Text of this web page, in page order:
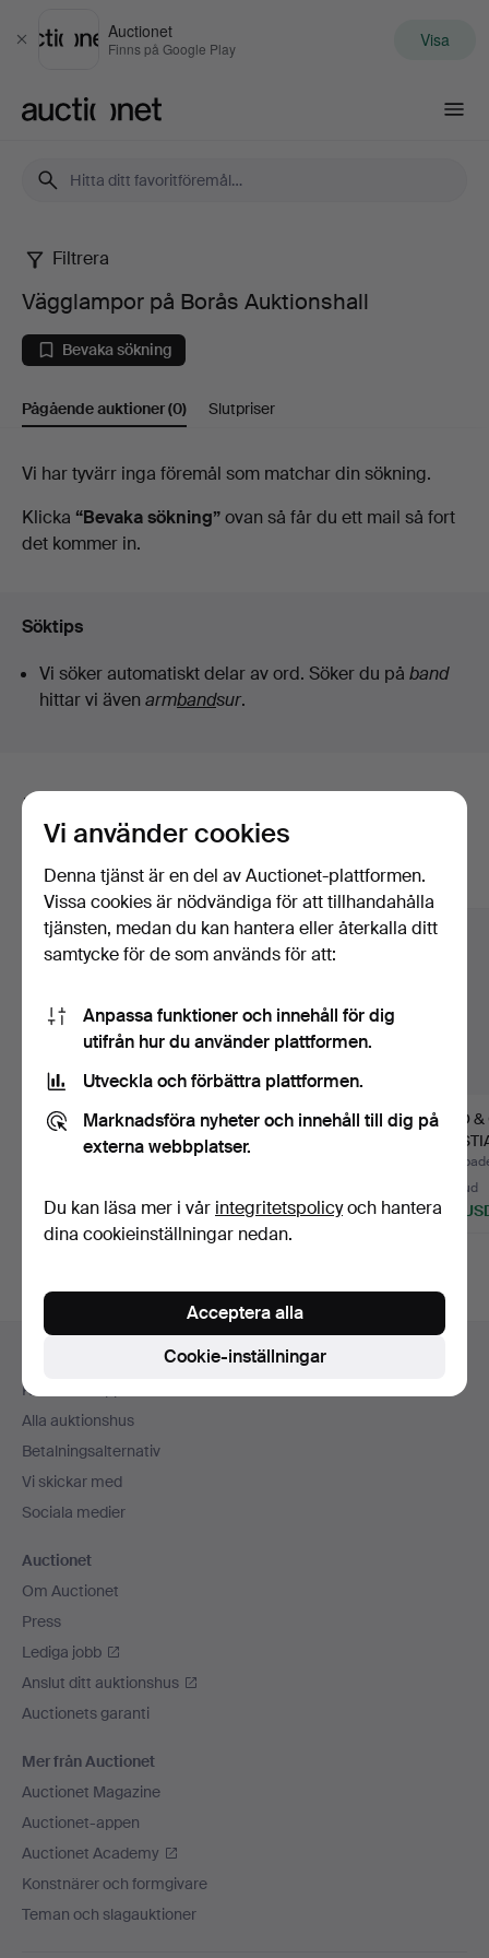
Stäng
Auctionet
Finns på Google Play Visa
Vägglampor
på
Borås
Auktionshall
Filtrera
Vägglampor på Borås Auktionshall
Bevaka sökning
Pågående auktioner(0) Slutpriser
Pågående
auktioner
Vi har tyvärr inga föremål som matchar din sökning.
Klicka “Bevaka sökning”ovan så får du ett mail så fort
det kommer in.
Söktips
Vi söker automatiskt delar av ord. Söker du på band
hittar vi även armbandsur.
Här är föremål från vårt arkiv som
matchar din sökning
Visa alla föremål
MARZIO RUSCONI
CLERICI. VÄGGLAMPA,
32 USD
VÄGGFOTOGENLAMP
OR, 1 par, mässing
53 USD
UNO &
20 bud
129
Sidfotsnavigation
Kontakta support
Alla auktionshus
Betalningsalternativ
Vi skickar med
Sociala medier
Auctionet
Om Auctionet
Press
Lediga jobb
Anslut ditt auktionshus
Auctionets garanti
Mer från Auctionet
Auctionet Magazine
Auctionet-appen
Auctionet Academy
Konstnärer och formgivare
Teman och slagauktioner
Vi använder cookies
Denna tjänst är en del av Auctionet-plattformen.
Vissa cookies är nödvändiga för att tillhandahålla
tjänsten, medan du kan hantera eller återkalla ditt
samtycke för de som används för att:
Anpassa funktioner och innehåll för dig
utifrån hur du använder plattformen.
Utveckla och förbättra plattformen.
Marknadsföra nyheter och innehåll till dig på
externa webbplatser.
Du kan läsa mer i vår integritetspolicyoch hantera
dina cookieinställningar nedan.
Cookie-inställningar
Acceptera alla